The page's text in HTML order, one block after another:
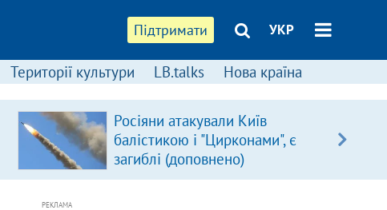
Підтримати УКР
Території культури LB.talks Нова країна
Росіяни атакували Київ
балістикою і "Цирконами", є
загиблі (доповнено)
РЕКЛАМА